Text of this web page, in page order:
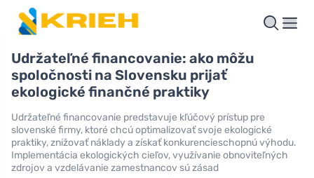
Udržateľné financovanie: ako môžu
spoločnosti na Slovensku prijať
ekologické finančné praktiky
Udržateľné financovanie predstavuje kľúčový prístup pre
slovenské firmy, ktoré chcú optimalizovať svoje ekologické
praktiky, znižovať náklady a získať konkurencieschopnú výhodu.
Implementácia ekologických cieľov, využívanie obnoviteľných
zdrojov a vzdelávanie zamestnancov sú zásad